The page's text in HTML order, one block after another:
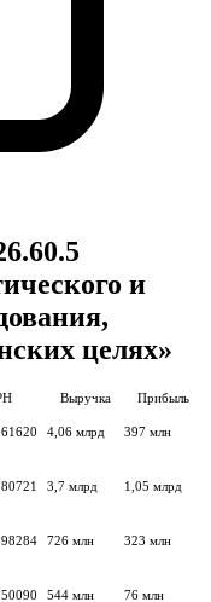
и
целях»
Выручка Прибыль
4,06 млрд 397 млн
3,7 млрд 1,05 млрд
726 млн 323 млн
544 млн 76 млн